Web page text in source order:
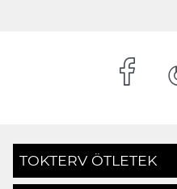
TOKTERV ÖTLETEK